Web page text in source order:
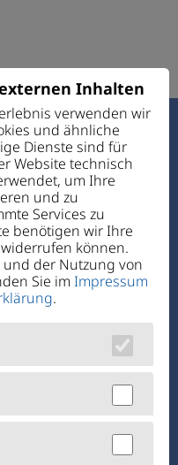
Inhalten
verwenden wir
und ähnliche
Dienste sind für
Website technisch
um Ihre
und zu
Services zu
benötigen wir Ihre
können.
der Nutzung von
Sie im Impressum
.